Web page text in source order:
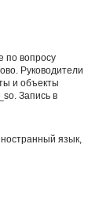
по вопросу
Руководители
и объекты
Запись в
язык,